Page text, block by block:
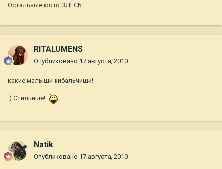
Остальные фото ЗДЕСЬ
RITALUMENS
Опубликовано 17 августа, 2010
какие малыши-кибальчиши!
:) Стильные!
Natik
Опубликовано 17 августа, 2010